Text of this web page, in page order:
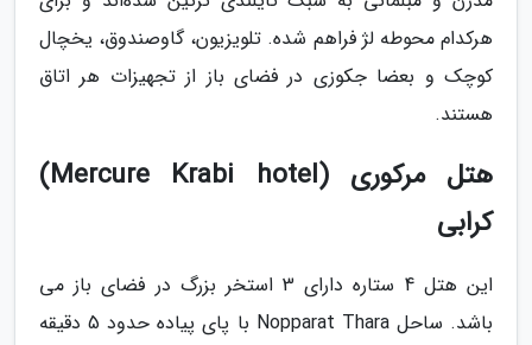
هرکدام محوطه لژ فراهم شده. تلویزیون، گاوصندوق، یخچال
کوچک و بعضا جکوزی در فضای باز از تجهیزات هر اتاق
هستند.
هتل مرکوری (Mercure Krabi hotel)
کرابی
این هتل 4 ستاره دارای 3 استخر بزرگ در فضای باز می
باشد. ساحل Nopparat Thara با پای پیاده حدود 5 دقیقه